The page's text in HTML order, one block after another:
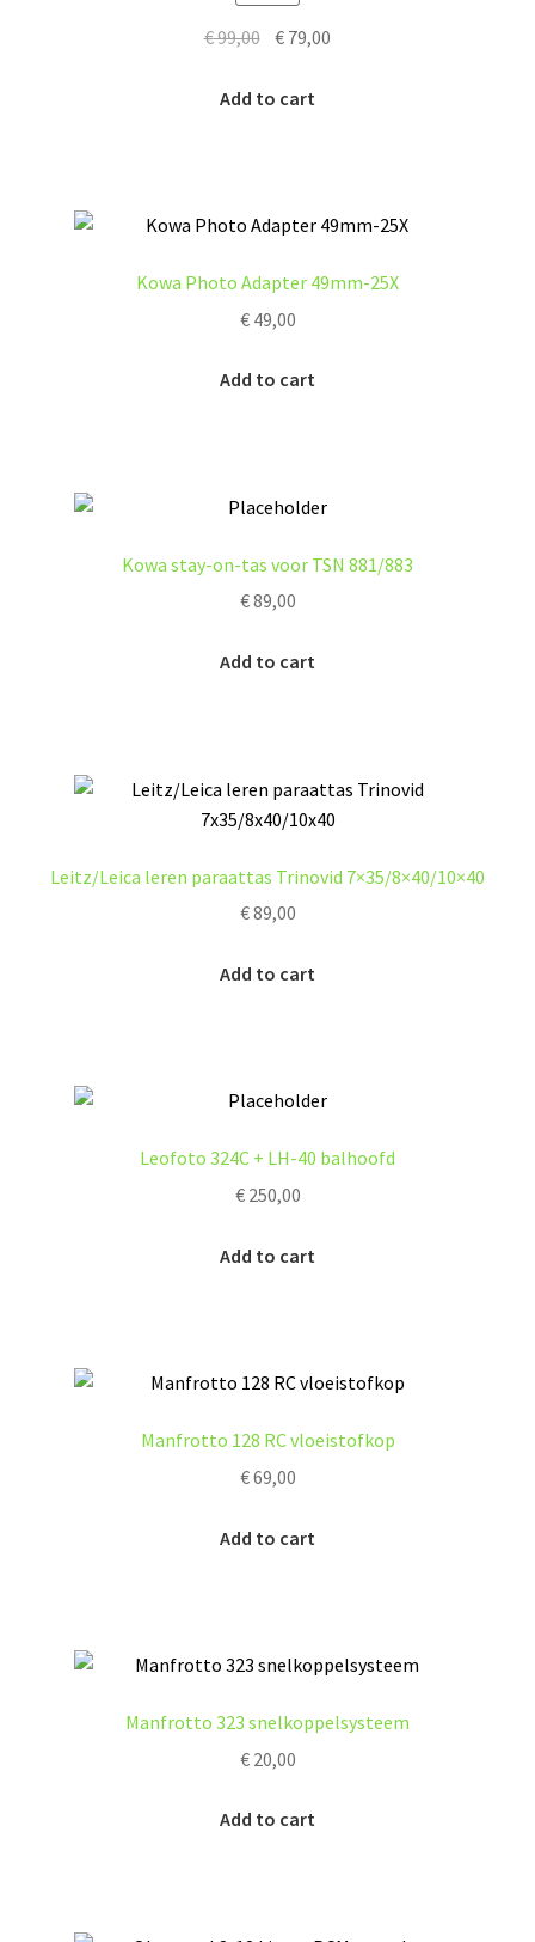
€99,00 Original
was:
€ 79,00
Add to cart
Kowa Photo Adapter 49mm-25X
€49,00
Add to cart
Kowa stay-on-tas voor TSN 881/883
€89,00
Add to cart
Leitz/Leica leren paraattas Trinovid 7×35/8×40/10×40
€89,00
Add to cart
Leofoto 324C + LH-40 balhoofd
€250,00
Add to cart
Manfrotto 128 RC vloeistofkop
€69,00
Add to cart
Manfrotto 323 snelkoppelsysteem
€20,00
Add to cart